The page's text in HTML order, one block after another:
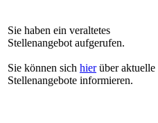
Sie haben ein veraltetes
Stellenangebot aufgerufen.
Sie können sich hierüber aktuelle
Stellenangebote informieren.